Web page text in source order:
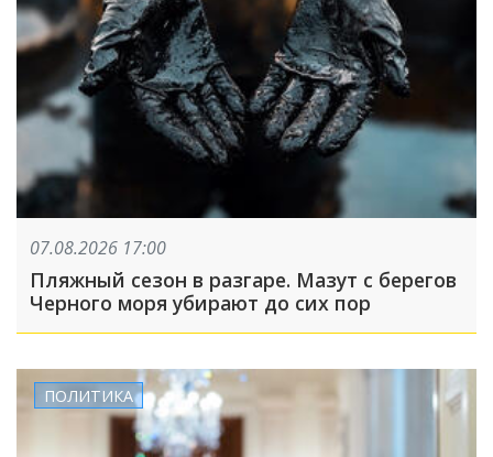
07.08.2026 17:00
Пляжный сезон в разгаре. Мазут с берегов
Черного моря убирают до сих пор
ПОЛИТИКА